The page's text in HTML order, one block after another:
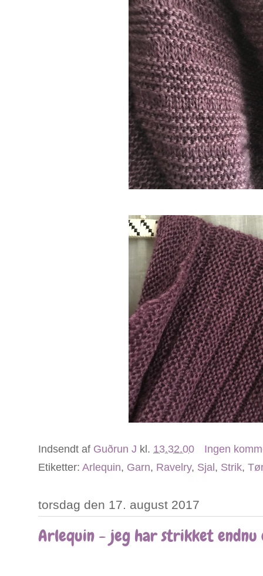
Indsendt af Guðrun J kl. 13.32.00
Ingen
Etiketter: Arlequin, Garn, Ravelry, Sjal, Strik,
torsdag den 17. august 2017
Arlequin - jeg har strikket